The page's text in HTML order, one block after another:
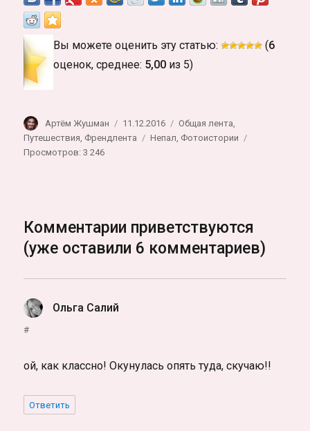
Вы можете оценить эту статью: (6
оценок, среднее: 5,00 из 5)
Автор
Артём Жушман Опубликовано
11.12.2016 Рубрики
Общая лента
Путешествия Френдлента Метки
Непал Фотоистории
Просмотров: 3 246
Комментарии приветствуются
(уже оставили 6 комментариев)
Ольга Салий
#
ой, как классно! Окунулась опять туда, скучаю!!
Ответить